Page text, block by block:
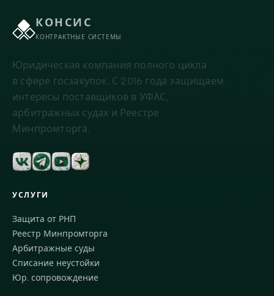
КОНСИС
КОНТРАКТНЫЕ СИСТЕМЫ
Юридическая компания полного цикла
в сфере госзакупок. С 2016 года защищаем
интересы поставщиков в УФАС,
арбитражных судах и Реестре
Минпромторга.
УСЛУГИ
Защита от РНП
Реестр Минпромторга
Арбитражные суды
Списание неустойки
Юр. сопровождение